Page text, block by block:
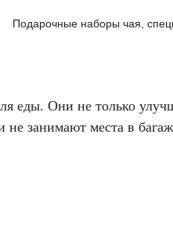
Подарочные наборы чая,
еды. Они не только
не занимают места в